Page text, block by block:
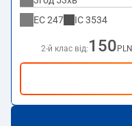
EC247 IC3534
2-й клас від: 150 PLN